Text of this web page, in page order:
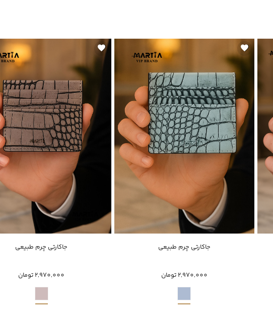
ناموجود
جاکارتی چرم طبیعی
2,970,000 تومان
خرید سریع
جاکارتی چرم طبیعی
2,970,000 تومان